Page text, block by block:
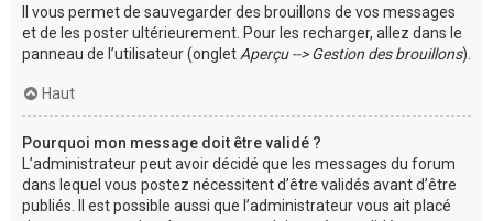
Il vous permet de sauvegarder des brouillons de vos messages
et de les poster ultérieurement. Pour les recharger, allez dans le
panneau de l’utilisateur (onglet Aperçu --> Gestion des brouillons).
Haut
Pourquoi mon message doit être validé ?
L’administrateur peut avoir décidé que les messages du forum
dans lequel vous postez nécessitent d’être validés avant d’être
publiés. Il est possible aussi que l’administrateur vous ait placé